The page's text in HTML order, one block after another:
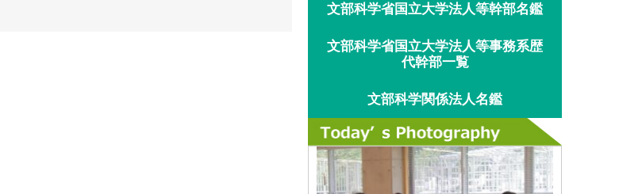
文部科学省国立大学法人等幹部名鑑
文部科学省国立大学法人等事務系歴
代幹部一覧
文部科学関係法人名鑑